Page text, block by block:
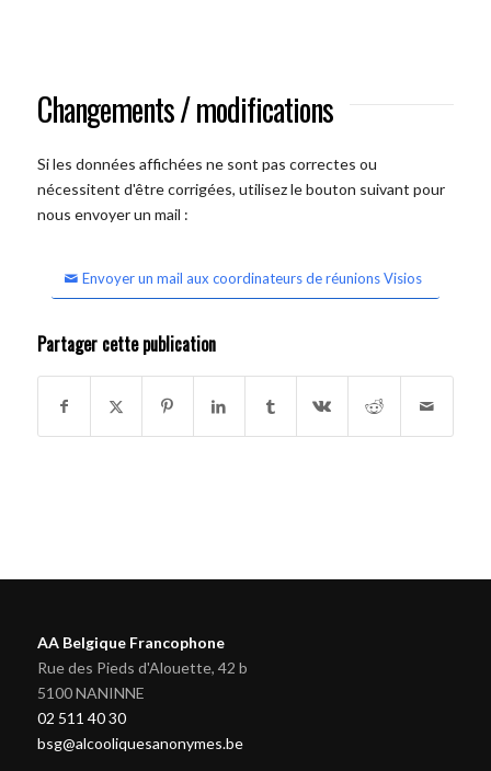
Changements / modifications
Si les données affichées ne sont pas correctes ou
nécessitent d'être corrigées, utilisez le bouton suivant pour
nous envoyer un mail :
Envoyer un mail aux coordinateurs de réunions Visios
Partager cette publication
AA Belgique Francophone
Rue des Pieds d'Alouette, 42 b
5100 NANINNE
02 511 40 30
bsg@alcooliquesanonymes.be